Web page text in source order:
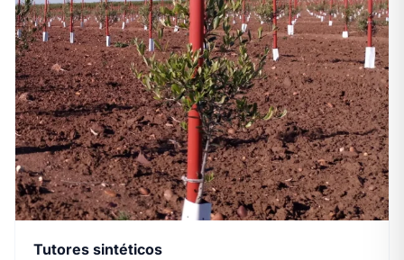
Tutores sintéticos